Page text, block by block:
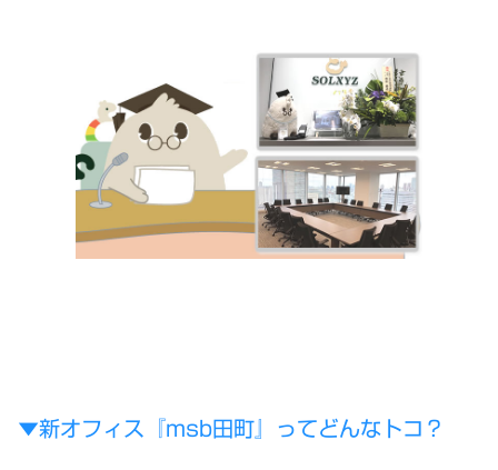
▼新オフィス『msb田町』ってどんなトコ？